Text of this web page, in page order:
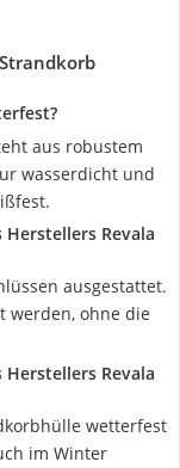
aus robustem
wasserdicht und
Revala
ausgestattet.
werden, ohne die
Revala
wetterfest
im Winter